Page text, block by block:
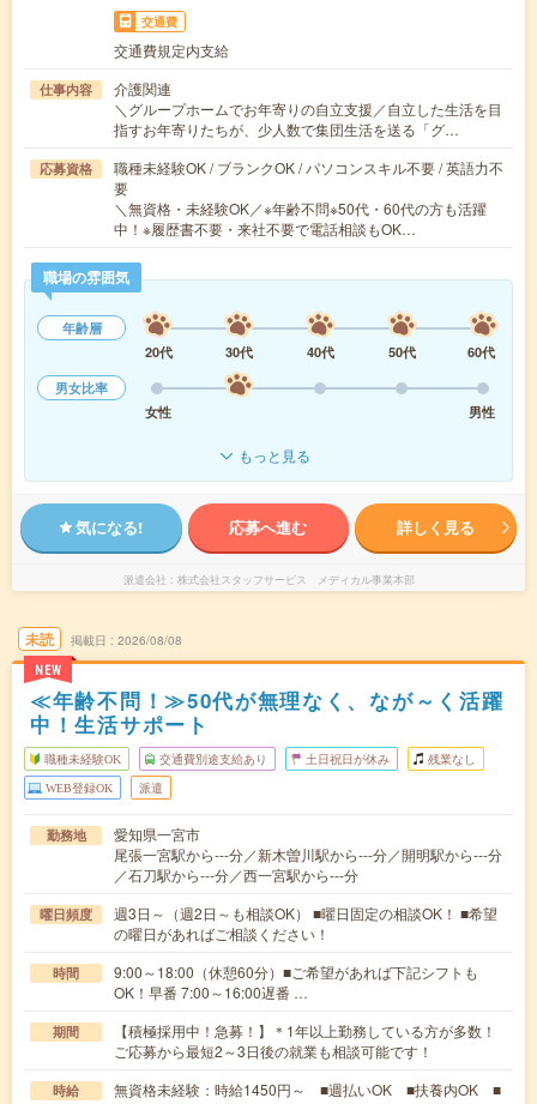
交通費
交通費規定内支給
仕事内容
介護関連
＼グループホームでお年寄りの自立支援／自立した生活を目
指すお年寄りたちが、少人数で集団生活を送る「グ…
応募資格
職種未経験OK / ブランクOK / パソコンスキル不要 / 英語力不
要
＼無資格・未経験OK／※年齢不問※50代・60代の方も活躍
中！※履歴書不要・来社不要で電話相談もOK…
職場の雰囲気
年齢層
20代
30代 40代 50代
60代
男女比率
女性
男性
もっと見る
気になる! 応募へ進む 詳しく見る
派遣会社 株式会社スタッフサービス メディカル事業本部
未読
NEW
掲載日 2026/08/08
≪年齢不問！≫50代が無理なく、なが～く活躍
中！生活サポート
職種未経験OK 交通費別途支給あり 土日祝日が休み 残業なし
WEB登録OK 派遣
勤務地
愛知県一宮市
尾張一宮駅から---分／新木曽川駅から---分／開明駅から---分
／石刀駅から---分／西一宮駅から---分
曜日頻度
週3日～（週2日～も相談OK） ■曜日固定の相談OK！ ■希望
の曜日があればご相談ください！
時間
9:00～18:00（休憩60分）■ご希望があれば下記シフトも
OK！早番 7:00～16:00遅番 …
期間
【積極採用中！急募！】＊1年以上勤務している方が多数！
ご応募から最短2～3日後の就業も相談可能です！
時給
無資格未経験：時給1450円～ ■週払いOK ■扶養内OK ■